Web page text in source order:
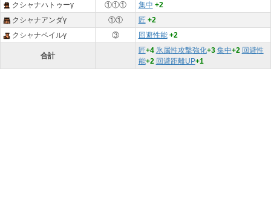
クシャナハトゥーγ
①①① 集中 +2
クシャナアンダγ
①① 匠 +2
クシャナペイルγ
③ 回避性能 +2
合計
匠+4 氷属性攻撃強化+3 集中+2 回避性
能+2 回避距離UP+1